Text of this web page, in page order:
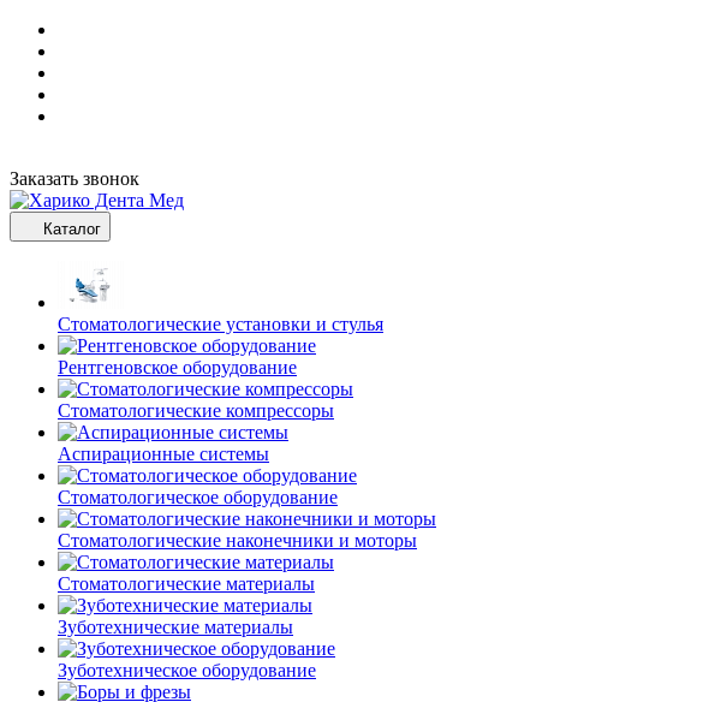
Заказать звонок
Каталог
Стоматологические установки и стулья
Рентгеновское оборудование
Стоматологические компрессоры
Аспирационные системы
Стоматологическое оборудование
Стоматологические наконечники и моторы
Стоматологические материалы
Зуботехнические материалы
Зуботехническое оборудование